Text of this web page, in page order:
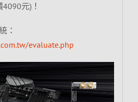
元)！
：
evaluate.php